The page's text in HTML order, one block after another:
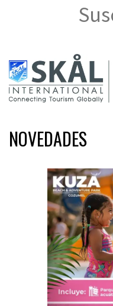
NOVEDADES